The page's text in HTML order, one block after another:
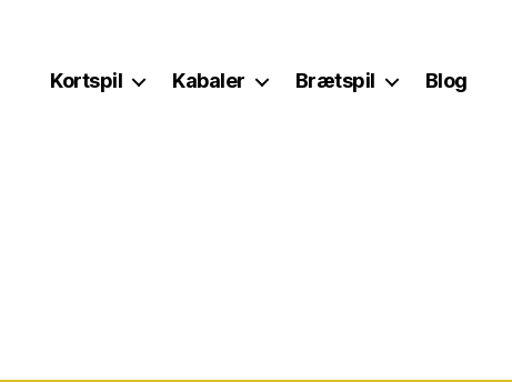
Kortspil Kabaler Brætspil Blog